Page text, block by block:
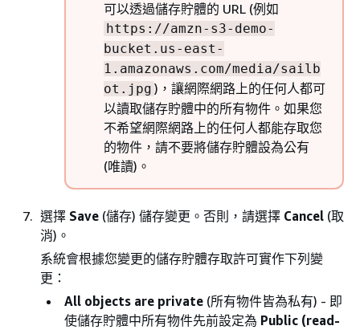
可以透過儲存貯體的 URL (例如
https://amzn-s3-demo-
bucket.us-east-
1.amazonaws.com/media/sailb
ot.jpg )，讓網際網路上的任何人都可
以讀取儲存貯體中的所有物件。如果您
不希望網際網路上的任何人都能存取您
的物件，請不要將儲存貯體設為公有
(唯讀)。
選擇 Save (儲存) 儲存變更。否則，請選擇 Cancel (取
消)。
系統會根據您變更的儲存貯體存取許可實作下列變
更：
All objects are private (所有物件皆為私有) - 即
使儲存貯體中所有物件先前設定為 Public (read-